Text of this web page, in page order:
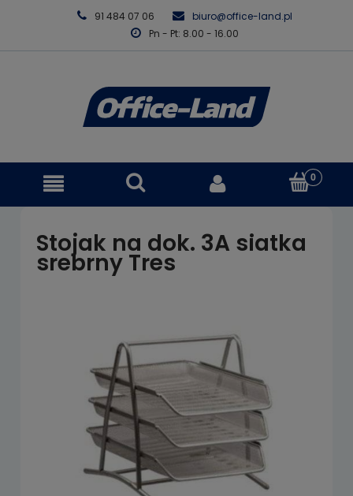
91 484 07 06
biuro@office-land.pl
Pn - Pt: 8.00 - 16.00
Stojak na dok. 3A siatka
srebrny Tres